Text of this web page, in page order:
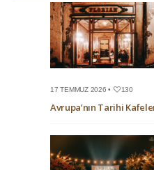
17 TEMMUZ 2026 • 130
Avrupa’nın Tarihi